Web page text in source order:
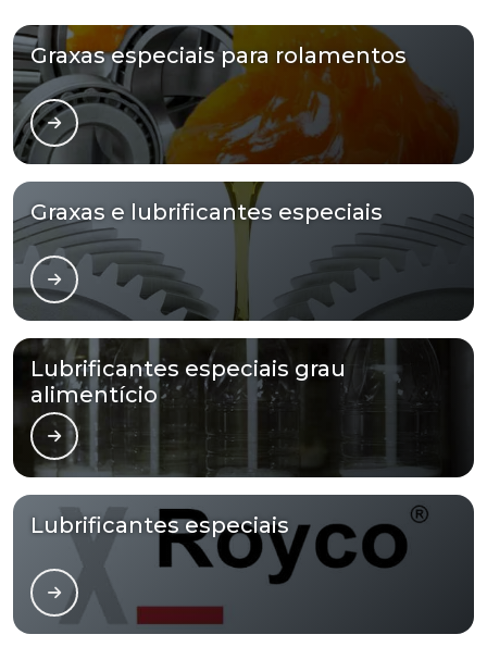
Graxas especiais para rolamentos
Graxas e lubrificantes especiais
Lubrificantes especiais grau
alimentício
Lubrificantes especiais